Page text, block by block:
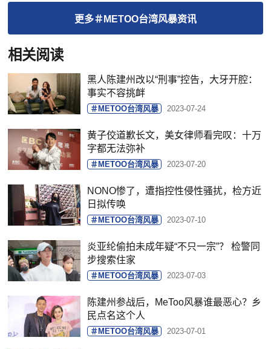
更多＃METOO台湾风暴资讯
相关阅读
黑人陈建州改以“刑事”控告，大牙开腔：
事实不容挑衅
＃METOO台湾风暴 2023-07-24
​黄子佼道歉长文，美女律师看完叹：十万
字都无法弥补
＃METOO台湾风暴 2023-07-20
​NONO惨了，遭指控性侵性骚扰，检方近
日拟传唤
＃METOO台湾风暴 2023-07-10
​炎亚纶偷拍未成年疑“不只一宗”？ 检警同
步搜索住家
＃METOO台湾风暴 2023-07-03
陈建州参战后，MeToo风暴谁最恶心？乡
民点名这个人
＃METOO台湾风暴 2023-07-01